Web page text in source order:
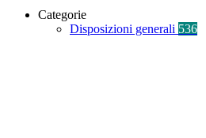
Categorie
Disposizioni generali 536